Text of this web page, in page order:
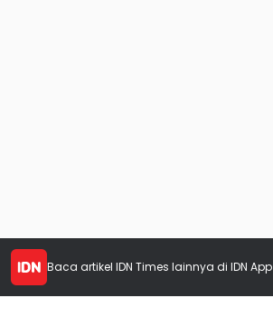
Baca artikel IDN Times lainnya di IDN App